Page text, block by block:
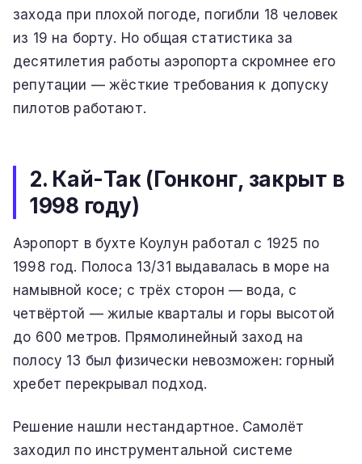
захода при плохой погоде, погибли 18 человек
из 19 на борту. Но общая статистика за
десятилетия работы аэропорта скромнее его
репутации — жёсткие требования к допуску
пилотов работают.
2. Кай-Так (Гонконг, закрыт в
1998 году)
Аэропорт в бухте Коулун работал с 1925 по
1998 год. Полоса 13/31 выдавалась в море на
намывной косе; с трёх сторон — вода, с
четвёртой — жилые кварталы и горы высотой
до 600 метров. Прямолинейный заход на
полосу 13 был физически невозможен: горный
хребет перекрывал подход.
Решение нашли нестандартное. Самолёт
заходил по инструментальной системе